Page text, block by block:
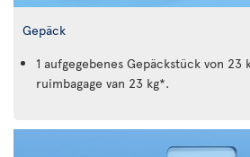
Gepäck
1 aufgegebenes Gepäckstück von 23
ruimbagage van 23 kg*.